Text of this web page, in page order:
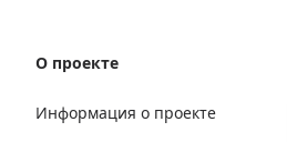
О проекте
Информация о проекте